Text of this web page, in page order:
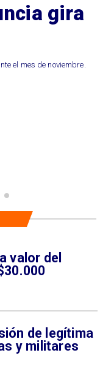
gira
el mes de noviembre.
valor del
de legítima
y militares